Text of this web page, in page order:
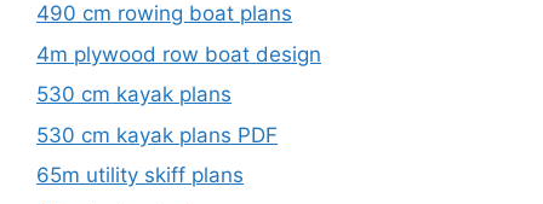
490 cm rowing boat plans
4m plywood row boat design
530 cm kayak plans
530 cm kayak plans PDF
65m utility skiff plans